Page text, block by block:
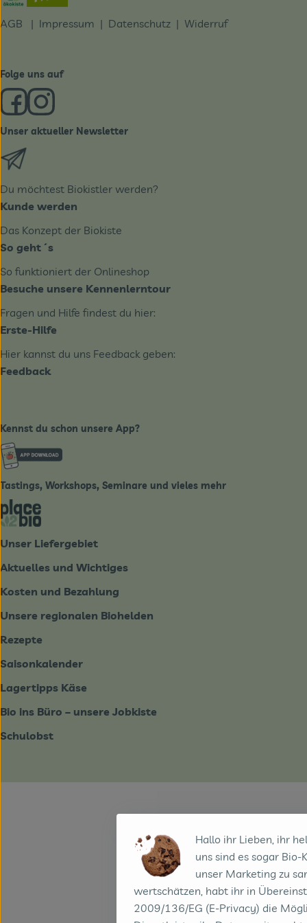
AGB | Impressum | Datenschutz | Widerruf
Folge uns auf
Externer Link zu https://www.facebook.com/derBiobote/
Externer Link zu https://www.instagram.com/
Unser aktueller Newsletter
Du möchtest Biokistler werden?
Kunde werden
Das Konzept der Biokiste
So geht´s
So funktioniert der Onlineshop
Besuche unsere Kennenlerntour
Fragen und Hilfe findest du hier:
Erste-Hilfe
Hier kannst du uns Feedback geben:
Feedback
Kennst du schon unsere App?
Externer Link zu https://www.biobote-
Tastings, Workshops, Seminare und vieles mehr
Externer Link zu https://place2bio.de/
Unser Liefergebiet
Aktuelles und Wichtiges
Kosten und Bezahlung
Unsere regionalen Biohelden
Rezepte
Saisonkalender
Lagertipps Käse
Bio ins Büro – unsere Jobkiste
Schulobst
Hallo ihr Lieben, ihr
uns sind es sogar
unser Marketing zu
wertschätzen, habt ihr in
2009/136/EG (E-Privacy) die